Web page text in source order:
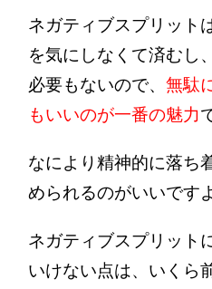
ネガティブスプリット
を気にしなくて済むし
必要もないので、無駄
もいいのが一番の魅力
なにより精神的に落ち
められるのがいいです
ネガティブスプリット
いけない点は、いくら